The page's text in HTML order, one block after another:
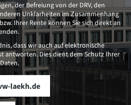
der Befreiung von der DRV, den
Unklarheiten im Zusammenhang
Ihrer Rente können Sie sich direkt an
dass wir auch auf elektronische
antworten. Dies dient dem Schutz Ihrer
laekh.de